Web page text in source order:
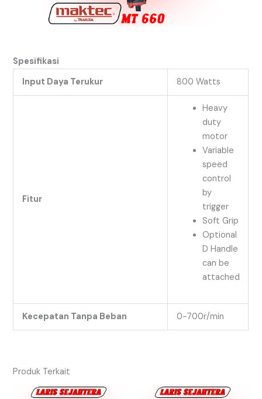
Spesifikasi
Input Daya Terukur
800 Watts
Fitur
Heavy
duty
motor
Variable
speed
control
by
trigger
Soft Grip
Optional
D Handle
can be
attached
Kecepatan Tanpa Beban 0-700r/min
Produk Terkait